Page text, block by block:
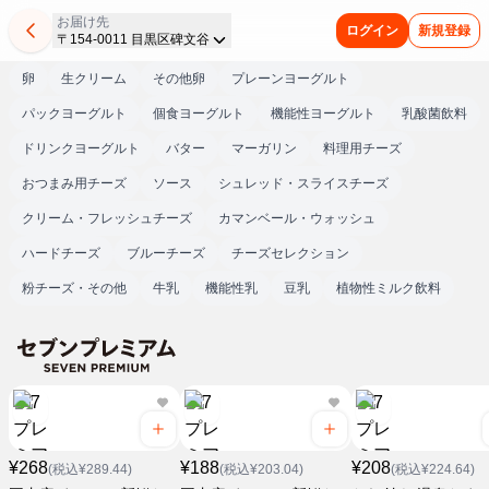
お届け先
〒154-0011 目黒区碑文谷
ログイン 新規登録
卵 生クリーム その他卵 プレーンヨーグルト
パックヨーグルト 個食ヨーグルト 機能性ヨーグルト 乳酸菌飲料
ドリンクヨーグルト バター マーガリン 料理用チーズ
おつまみ用チーズ ソース シュレッド・スライスチーズ
クリーム・フレッシュチーズ カマンベール・ウォッシュ
ハードチーズ ブルーチーズ チーズセレクション
粉チーズ・その他 牛乳 機能性乳 豆乳 植物性ミルク飲料
¥268(税込¥289.44) ¥188(税込¥203.04) ¥208(税込¥224.64)